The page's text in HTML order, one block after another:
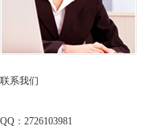
联系我们
QQ：2726103981